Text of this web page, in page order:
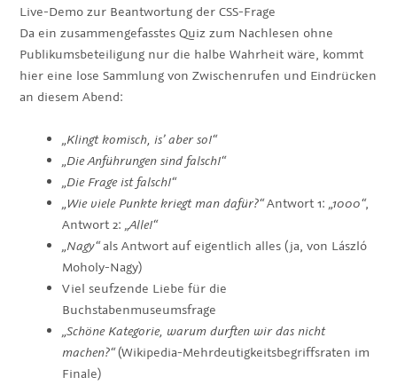
Live-Demo zur Beantwortung der CSS-Frage
Da ein zusammengefasstes Quiz zum Nachlesen ohne
Publikumsbeteiligung nur die halbe Wahrheit wäre, kommt
hier eine lose Sammlung von Zwischenrufen und Eindrücken
an diesem Abend:
„Klingt komisch, is’ aber so!“
„Die Anführungen sind falsch!“
„Die Frage ist falsch!“
„Wie viele Punkte kriegt man dafür?“Antwort 1:„1000“,
Antwort 2:„Alle!“
„Nagy“als Antwort auf eigentlich alles (ja, von László
Moholy-Nagy)
Viel seufzende Liebe für die
Buchstabenmuseumsfrage
„Schöne Kategorie, warum durften wir das nicht
machen?“(Wikipedia-Mehrdeutigkeitsbegriffsraten im
Finale)